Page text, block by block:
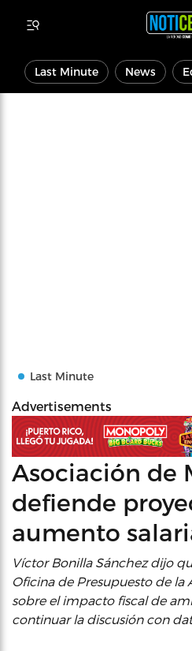
Last Minute News
Last Minute
Advertisements
Asociación de
defiende
aumento
Víctor Bonilla Sánchez dijo
Oficina de Presupuesto de la
sobre el impacto fiscal de
continuar la discusión con